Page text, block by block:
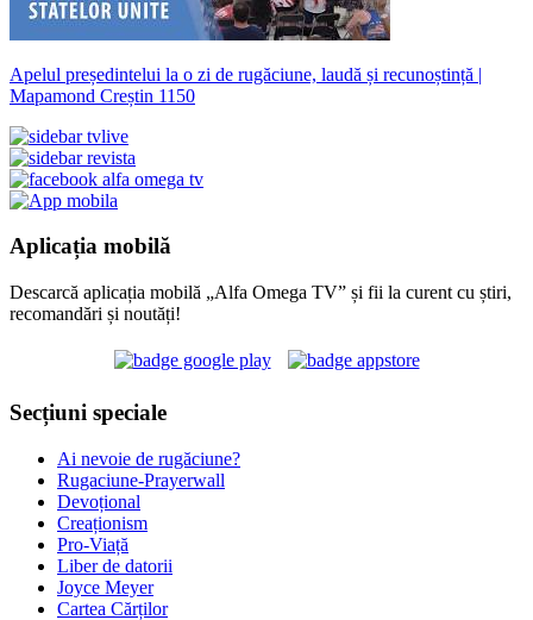
Apelul președintelui la o zi de rugăciune, laudă și recunoștință |
Mapamond Creștin 1150
Aplicația mobilă
Descarcă aplicația mobilă „Alfa Omega TV” și fii la curent cu știri,
recomandări și noutăți!
Secțiuni speciale
Ai nevoie de rugăciune?
Rugaciune-Prayerwall
Devoțional
Creaționism
Pro-Viață
Liber de datorii
Joyce Meyer
Cartea Cărților